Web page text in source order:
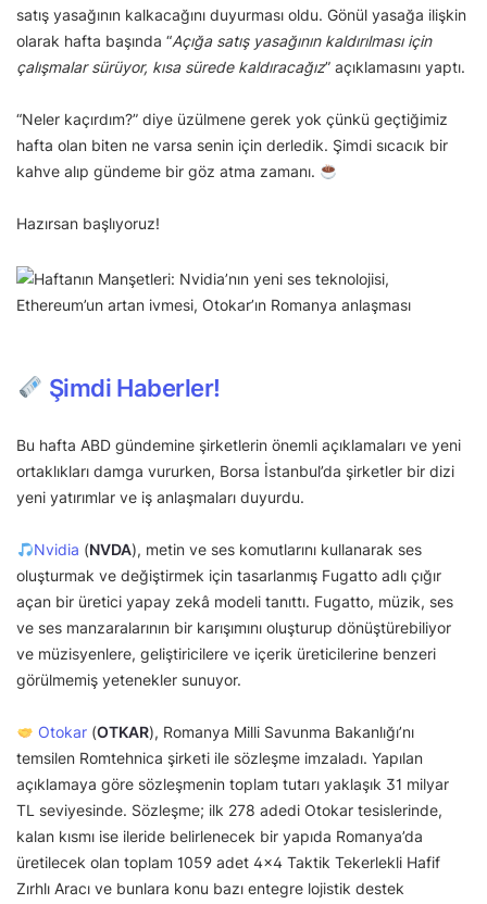
satış yasağının kalkacağını duyurması oldu. Gönül yasağa ilişkin
olarak hafta başında “Açığa satış yasağının kaldırılması için
çalışmalar sürüyor, kısa sürede kaldıracağız” açıklamasını yaptı.
“Neler kaçırdım?” diye üzülmene gerek yok çünkü geçtiğimiz
hafta olan biten ne varsa senin için derledik. Şimdi sıcacık bir
kahve alıp gündeme bir göz atma zamanı.
Hazırsan başlıyoruz!
Şimdi Haberler!
Bu hafta ABD gündemine şirketlerin önemli açıklamaları ve yeni
ortaklıkları damga vururken, Borsa İstanbul’da şirketler bir dizi
yeni yatırımlar ve iş anlaşmaları duyurdu.
Nvidia (NVDA), metin ve ses komutlarını kullanarak ses
oluşturmak ve değiştirmek için tasarlanmış Fugatto adlı çığır
açan bir üretici yapay zekâ modeli tanıttı. Fugatto, müzik, ses
ve ses manzaralarının bir karışımını oluşturup dönüştürebiliyor
ve müzisyenlere, geliştiricilere ve içerik üreticilerine benzeri
görülmemiş yetenekler sunuyor.
Otokar(OTKAR), Romanya Milli Savunma Bakanlığı’nı
temsilen Romtehnica şirketi ile sözleşme imzaladı. Yapılan
açıklamaya göre sözleşmenin toplam tutarı yaklaşık 31 milyar
TL seviyesinde. Sözleşme; ilk 278 adedi Otokar tesislerinde,
kalan kısmı ise ileride belirlenecek bir yapıda Romanya’da
üretilecek olan toplam 1059 adet 4×4 Taktik Tekerlekli Hafif
Zırhlı Aracı ve bunlara konu bazı entegre lojistik destek